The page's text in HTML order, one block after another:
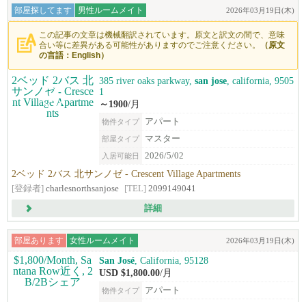
部屋探してます 男性ルームメイト 2026年03月19日(木)
この記事の文章は機械翻訳されています。原文と訳文の間で、意味
合い等に差異がある可能性がありますのでご注意ください。
（原文
の言語：English）
385 river oaks parkway, san jose , california, 9505
1
～1900/月
物件タイプ アパート
部屋タイプ マスター
入居可能日 2026/5/02
2ベッド 2バス 北サンノゼ - Crescent Village Apartments
[登録者] charlesnorthsanjose [TEL] 2099149041
詳細
部屋あります 女性ルームメイト 2026年03月19日(木)
San José , California, 95128
USD $1,800.00/月
物件タイプ アパート